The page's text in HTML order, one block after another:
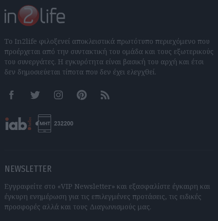
Το In2life φιλοξενεί αποκλειστικά πρωτότυπο περιεχόμενο που
προέρχεται από την συντακτική του ομάδα και τους εξωτερικούς
του συνεργάτες. Η εγκυρότητα είναι βασική του αρχή και έτσι
δεν δημοσιεύεται τίποτα που δεν έχει ελεγχθεί.
FacebookTwitter InstagramPinterestRSS feeds
NEWSLETTER
Εγγραφείτε στο «VIP Newsletter» και εξασφαλίστε έγκαιρη και
έγκυρη ενημέρωση για τις επιλεγμένες προτάσεις, τις ειδικές
προσφορές αλλά και τους Διαγωνισμούς μας.